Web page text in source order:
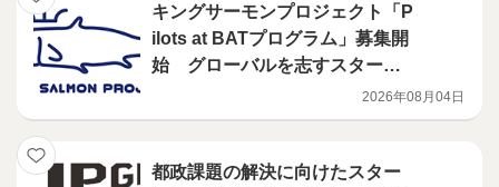
キングサーモンプロジェクト「P
ilots at BATプログラム」募集開
始 グローバルを志すスタート
アップに対し、ニューヨークで
の現地支援プログラムを展開
2026年08月04日
都政課題の解決に向けたスター